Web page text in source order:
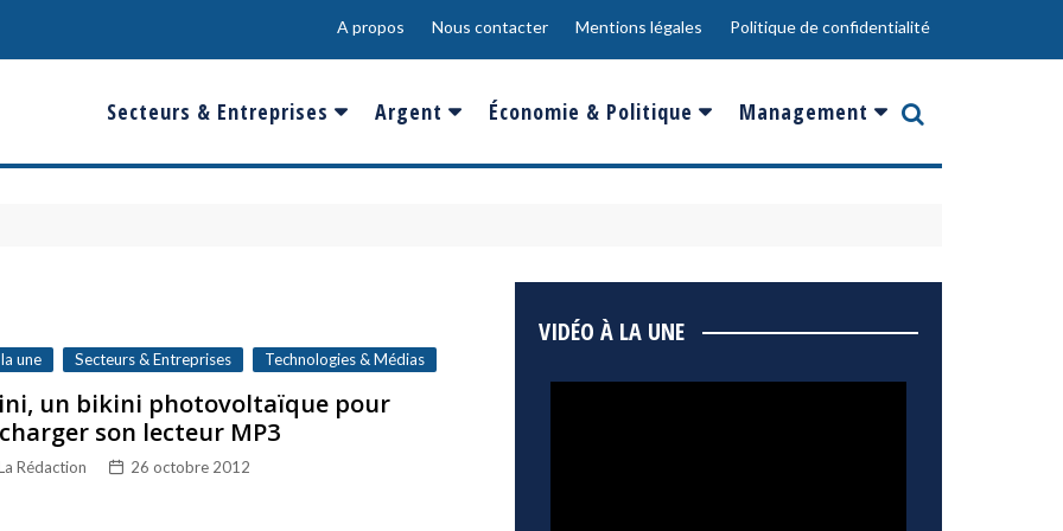
A propos Nous contacter Mentions légales Politique de confidentialité
Secteurs & Entreprises
Banques & Finances
Défense & Aéronautique
Santé & Biotechnologie
Technologies & Médias
Argent
Salaire
Epargne & Placements
Économie & Politique
France
Management
Innovation
une Secteurs & Entreprises Technologies & Médias
un bikini photovoltaïque pour
son lecteur MP3
Rédaction 26 octobre 2012
VIDÉO À LA UNE